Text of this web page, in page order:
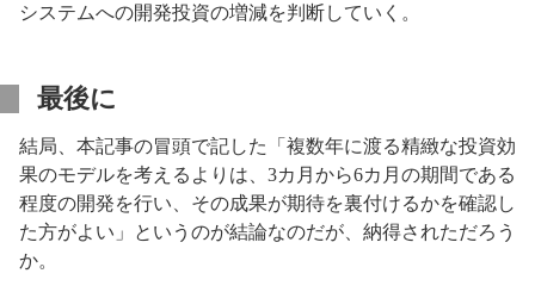
システムへの開発投資の増減を判断していく。
最後に
結局、本記事の冒頭で記した「複数年に渡る精緻な投資効
果のモデルを考えるよりは、3カ月から6カ月の期間である
程度の開発を行い、その成果が期待を裏付けるかを確認し
た方がよい」というのが結論なのだが、納得されただろう
か。